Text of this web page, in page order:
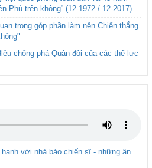
Phủ trên không” (12-1972 / 12-2017)
trọng góp phần làm nên Chiến thắng
chống phá Quân đội của các thế lực
với nhà báo chiến sĩ - những ân